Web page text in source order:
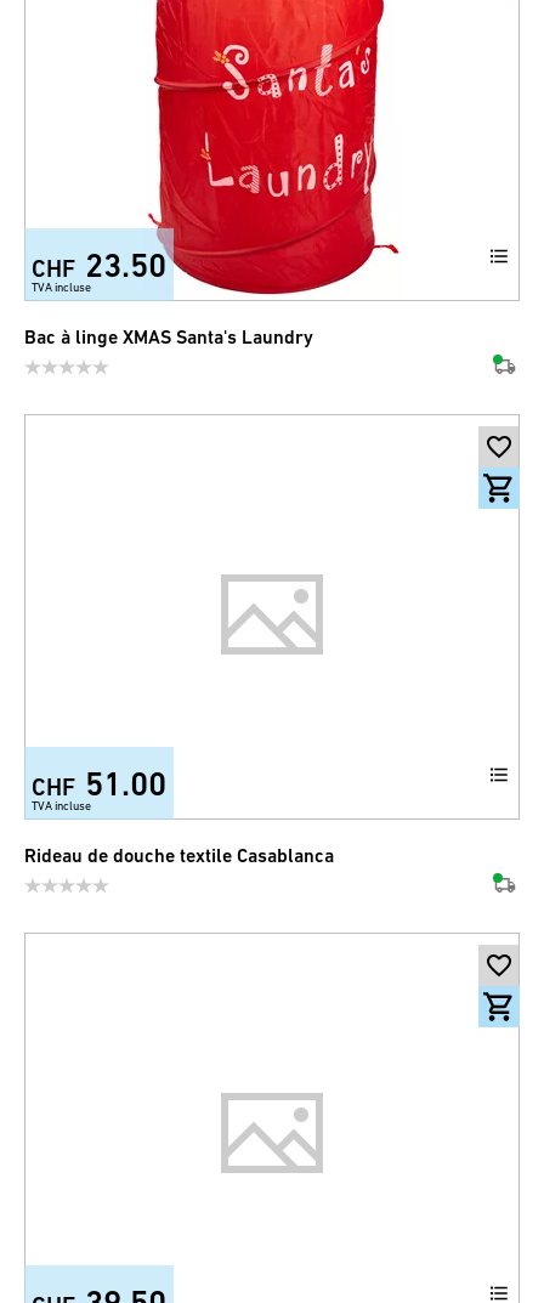
CHF 23.50
TVA incluse
Bac à linge XMAS Santa's Laundry
CHF 51.00
TVA incluse
Rideau de douche textile Casablanca